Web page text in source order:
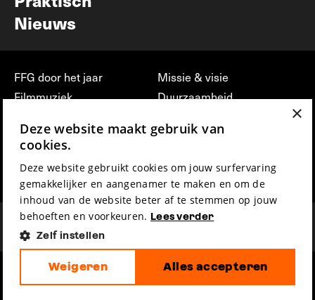
Nieuws
FFG door het jaar
Filmmuziek
Press & Industry
Film Fest Friends
Missie & visie
Duurzaamheid
vrijwilligerswerk bij FFG
Privacy & Disclaimer
×
Deze website maakt gebruik van
cookies.
Deze website gebruikt cookies om jouw surfervaring
gemakkelijker en aangenamer te maken en om de
inhoud van de website beter af te stemmen op jouw
behoeften en voorkeuren. Lees verder
Zelf instellen
Alles accepteren
Weigeren